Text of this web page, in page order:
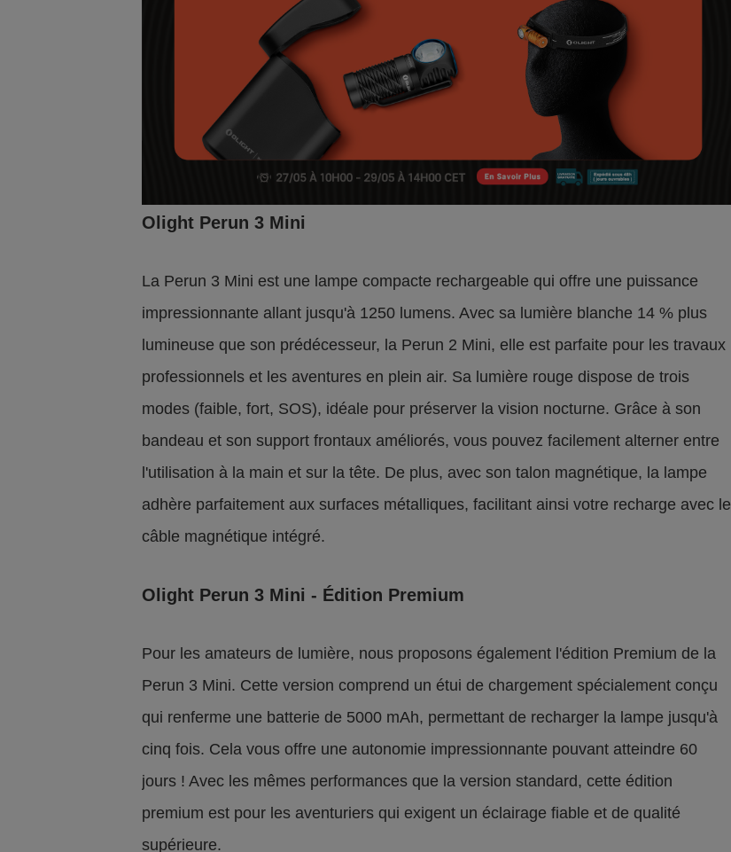
Olight Perun 3 Mini
La Perun 3 Mini est une lampe compacte rechargeable qui offre une puissance
impressionnante allant jusqu'à 1250 lumens. Avec sa lumière blanche 14 % plus
lumineuse que son prédécesseur, la Perun 2 Mini, elle est parfaite pour les travaux
professionnels et les aventures en plein air. Sa lumière rouge dispose de trois
modes (faible, fort, SOS), idéale pour préserver la vision nocturne. Grâce à son
bandeau et son support frontaux améliorés, vous pouvez facilement alterner entre
l'utilisation à la main et sur la tête. De plus, avec son talon magnétique, la lampe
adhère parfaitement aux surfaces métalliques, facilitant ainsi votre recharge avec le
câble magnétique intégré.
Olight Perun 3 Mini - Édition Premium
Pour les amateurs de lumière, nous proposons également l'édition Premium de la
Perun 3 Mini. Cette version comprend un étui de chargement spécialement conçu
qui renferme une batterie de 5000 mAh, permettant de recharger la lampe jusqu'à
cinq fois. Cela vous offre une autonomie impressionnante pouvant atteindre 60
jours ! Avec les mêmes performances que la version standard, cette édition
premium est pour les aventuriers qui exigent un éclairage fiable et de qualité
supérieure.